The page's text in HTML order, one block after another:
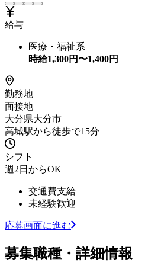
給与
医療・福祉系
時給1,300円〜1,400円
勤務地
面接地
大分県大分市
高城駅から徒歩で15分
シフト
週2日からOK
交通費支給
未経験歓迎
応募画面に進む
募集職種・詳細情報